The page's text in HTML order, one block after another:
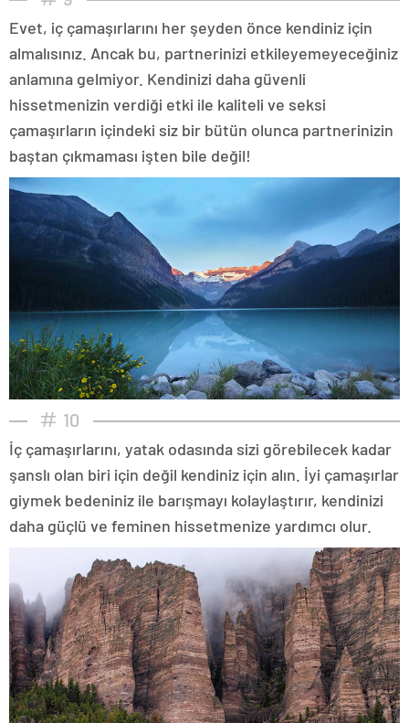
Evet, iç çamaşırlarını her şeyden önce kendiniz için
almalısınız. Ancak bu, partnerinizi etkileyemeyeceğiniz
anlamına gelmiyor. Kendinizi daha güvenli
hissetmenizin verdiği etki ile kaliteli ve seksi
çamaşırların içindeki siz bir bütün olunca partnerinizin
baştan çıkmaması işten bile değil!
10
İç çamaşırlarını, yatak odasında sizi görebilecek kadar
şanslı olan biri için değil kendiniz için alın. İyi çamaşırlar
giymek bedeniniz ile barışmayı kolaylaştırır, kendinizi
daha güçlü ve feminen hissetmenize yardımcı olur.